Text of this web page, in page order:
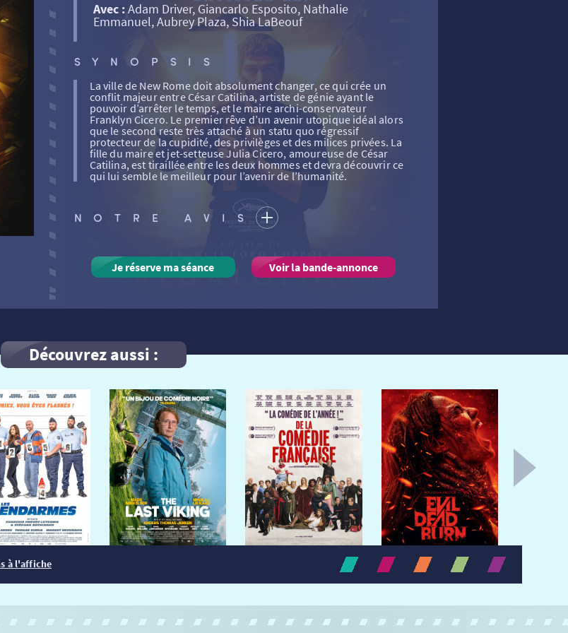
Avec :Adam Driver, Giancarlo Esposito, Nathalie
Emmanuel, Aubrey Plaza, Shia LaBeouf
SYNOPSIS
La ville de New Rome doit absolument changer, ce qui crée un
conflit majeur entre César Catilina, artiste de génie ayant le
pouvoir d’arrêter le temps, et le maire archi-conservateur
Franklyn Cicero. Le premier rêve d’un avenir utopique idéal alors
que le second reste très attaché à un statu quo régressif
protecteur de la cupidité, des privilèges et des milices privées. La
fille du maire et jet-setteuse Julia Cicero, amoureuse de César
Catilina, est tiraillée entre les deux hommes et devra découvrir ce
qui lui semble le meilleur pour l’avenir de l’humanité.
NOTRE AVIS
Je réserve ma séance Voir la bande-annonce
Découvrez aussi :
à l'affiche